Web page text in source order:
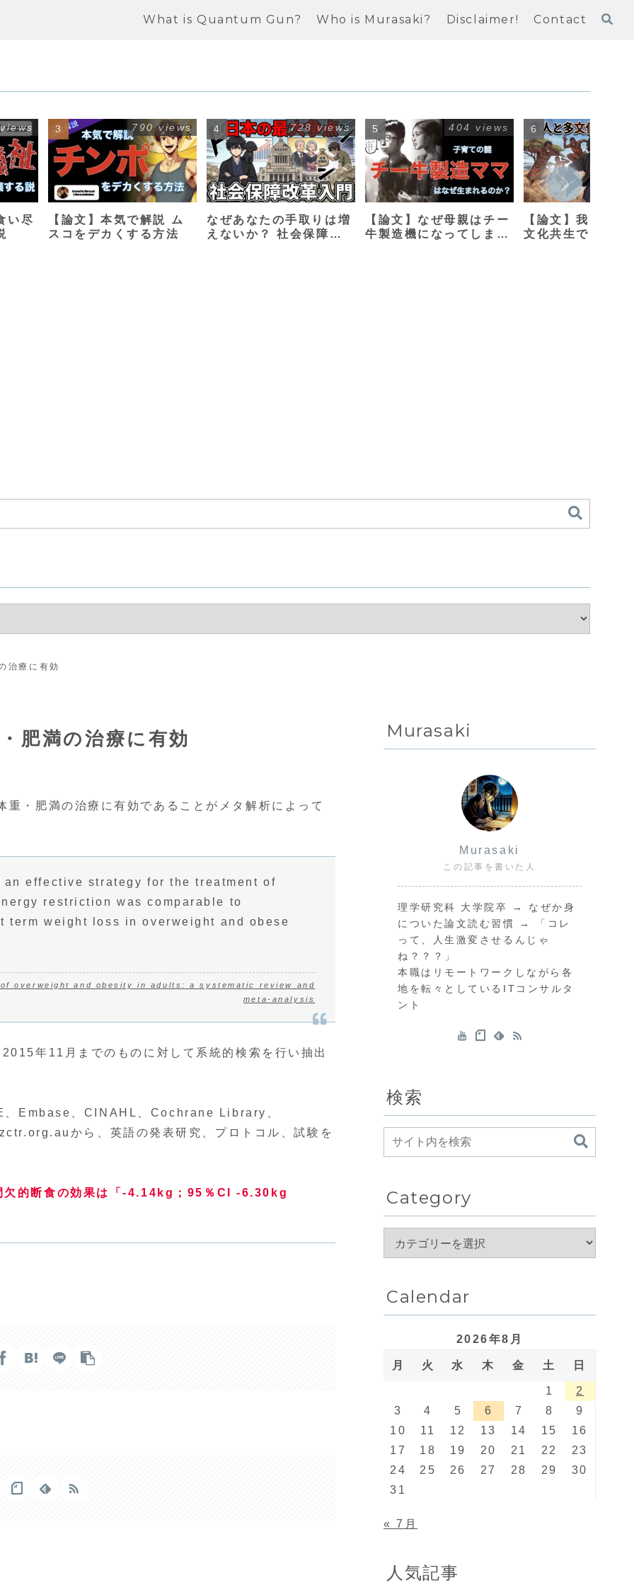
What is Quantum Gun? Who is Murasaki? Disclaimer! Contact
い尽
【論文】本気で解説 ム
スコをデカくする方法
790 views
なぜあなたの手取りは増
えないか？ 社会保障改
728 views
【論文】なぜ母親はチー
牛製造機になってしまう
404 views
【論文】我々は黒
文化共生できるか
治療に有効
肥満の治療に有効
・肥満の治療に有効であることがメタ解析によって
effective strategy for the treatment of
restriction was comparable to
weight loss in overweight and obese
overweight and obesity in adults: a systematic review and
meta-analysis
年11月までのものに対して系統的検索を行い抽出
、Embase、CINAHL、Cochrane Library、
から、英語の発表研究、プロトコル、試験を
欠的断食の効果は「-4.14kg；95％CI -6.30kg
Murasaki
Murasaki
この記事を書いた人
理学研究科 大学院卒 → なぜか身
についた論文読む習慣 → 「コレ
って、人生激変させるんじゃ
ね？？？」
本職はリモートワークしながら各
地を転々としているITコンサルタ
ント
検索
Category
Calendar
2026年8月
月 火 水 木 金 土 日
1
2
3
4 5 6 7 8
9
10
11 12 13 14 15
16
17
18 19 20 21 22
23
24
25 26 27 28 29
30
31
« 7月
人気記事